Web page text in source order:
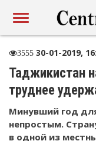
3555 30-01-2019,
Таджикистан
труднее
Минувший год
непростым.
в одной из